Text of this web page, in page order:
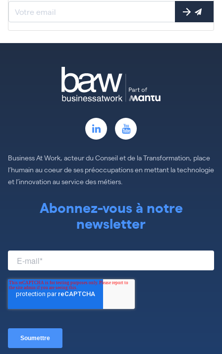
Business At Work, acteur du Conseil et de la Transformation, place
l’humain au coeur de ses préoccupations en mettant la technologie
et l’innovation au service des métiers.
Abonnez-vous à notre
newsletter